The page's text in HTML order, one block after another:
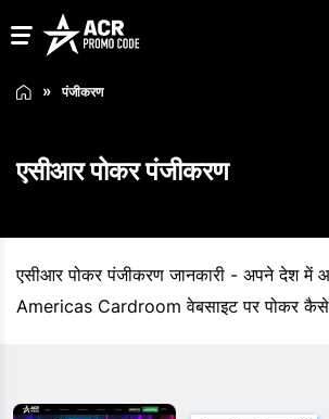
पंजीकरण
एसीआर पोकर पंजीकरण
एसीआर पोकर पंजीकरण जानकारी - अपने देश में
Americas Cardroom वेबसाइट पर पोकर